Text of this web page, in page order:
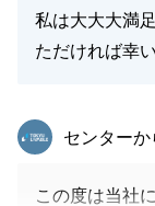
私は大大大満
ただければ幸い
東急リバブ
センター
この度は当社